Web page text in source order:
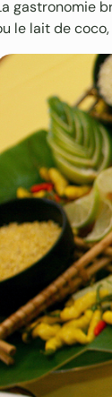
gastronomie
le lait de